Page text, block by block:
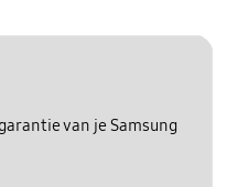
van je Samsung